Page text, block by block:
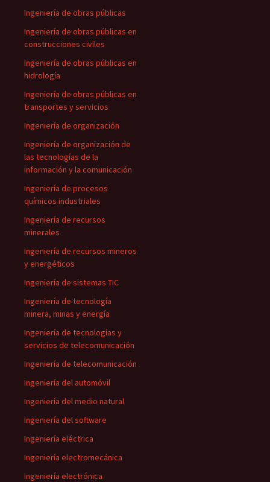
Ingeniería de obras públicas
Ingeniería de obras públicas en
construcciones civiles
Ingeniería de obras públicas en
hidrología
Ingeniería de obras públicas en
transportes y servicios
Ingeniería de organización
Ingeniería de organización de
las tecnologías de la
información y la comunicación
Ingeniería de procesos
químicos industriales
Ingeniería de recursos
minerales
Ingeniería de recursos mineros
y energéticos
Ingeniería de sistemas TIC
Ingeniería de tecnología
minera, minas y energía
Ingeniería de tecnologías y
servicios de telecomunicación
Ingeniería de telecomunicación
Ingeniería del automóvil
Ingeniería del medio natural
Ingeniería del software
Ingeniería eléctrica
Ingeniería electromecánica
Ingeniería electrónica